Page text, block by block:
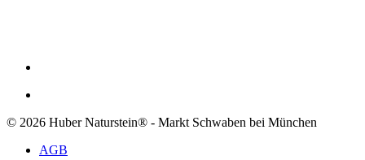
© 2026 Huber Naturstein® - Markt Schwaben bei München
AGB